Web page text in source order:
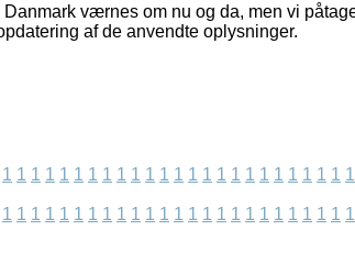
værnes om nu og da, men vi
af de anvendte oplysninger.
1 1 1 1 1 1 1 1 1 1 1 1 1 1 1 1 1 1 1 1 1 1 1 1 1
1 1 1 1 1 1 1 1 1 1 1 1 1 1 1 1 1 1 1 1 1 1 1 1 1